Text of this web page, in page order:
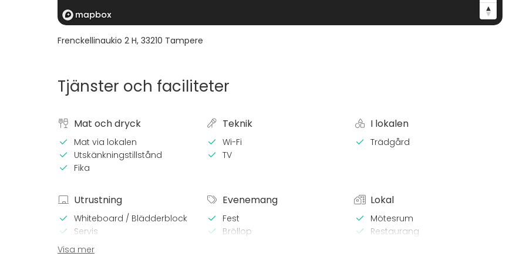
Frenckellinaukio 2 H, 33210 Tampere
Tjänster och faciliteter
Mat och dryck
Mat via lokalen
Utskänkningstillstånd
Fika
Teknik
Wi-Fi
TV
I lokalen
Trädgård
Utrustning
Whiteboard / Blädderblock
Servis
Evenemang
Fest
Bröllop
Lokal
Mötesrum
Restaurang
Visa mer